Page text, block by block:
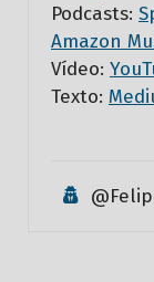
Podcasts:
Amazon
Vídeo:
Texto: